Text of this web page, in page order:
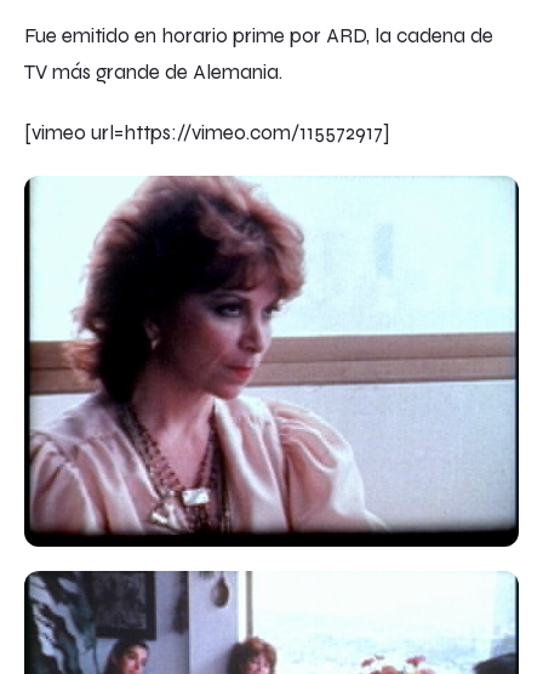
Fue emitido en horario prime por ARD, la cadena de
TV más grande de Alemania.
[vimeo url=https://vimeo.com/115572917]